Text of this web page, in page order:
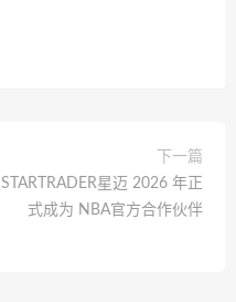
下一篇
STARTRADER星迈 2026 年正
式成为 NBA官方合作伙伴